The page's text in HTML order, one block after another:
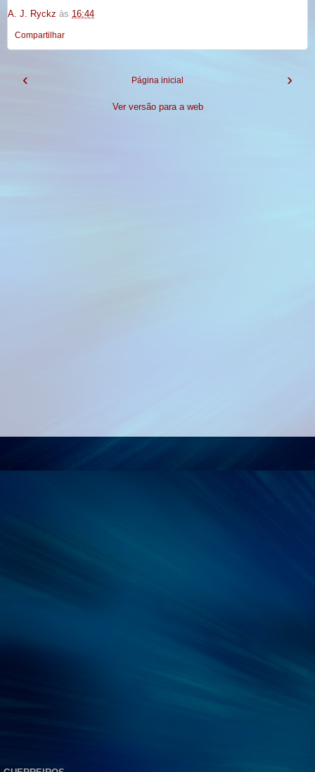
A. J. Ryckz às 16:44
Compartilhar
‹ ›
Página inicial
Ver versão para a web